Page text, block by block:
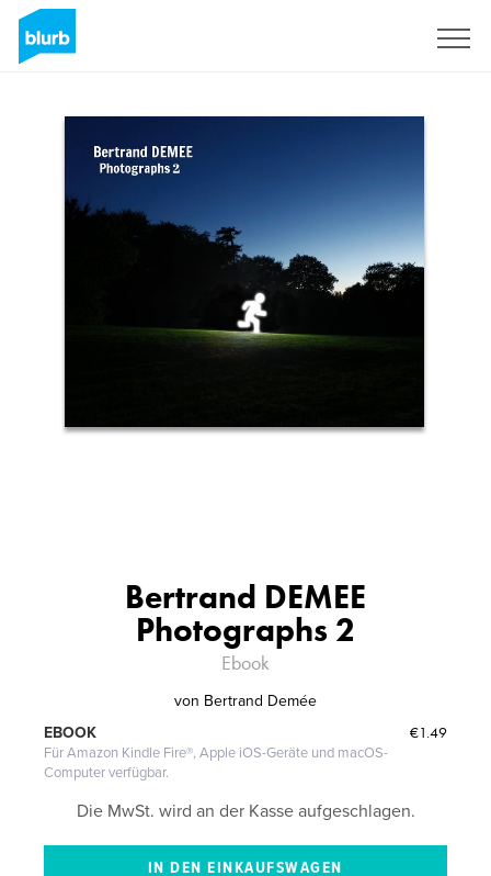
Bertrand DEMEE
Photographs 2
Ebook
von Bertrand Demée
€1.49
EBOOK
Für Amazon Kindle Fire®, Apple iOS-Geräte und macOS-
Computer verfügbar.
Die MwSt. wird an der Kasse aufgeschlagen.